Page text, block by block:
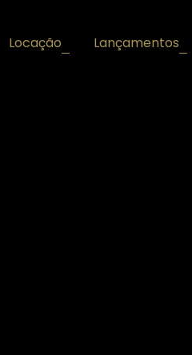
Lançamentos
Locação